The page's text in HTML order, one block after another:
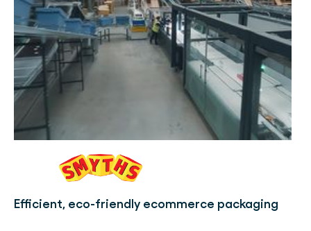
Efficient, eco-friendly ecommerce packaging